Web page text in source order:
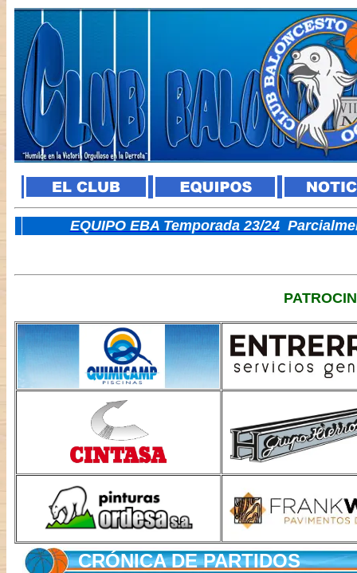
EQUIPO EBA Temporada 23/24
CRÓNICA DE PARTIDOS